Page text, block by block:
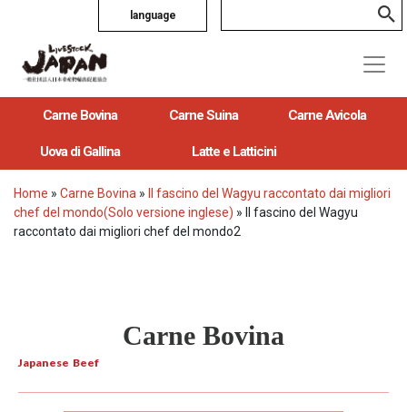
language
Carne Bovina Carne Suina Carne Avicola
Uova di Gallina Latte e Latticini
Home » Carne Bovina »
Il fascino del Wagyu raccontato dai migliori
chef del mondo(Solo versione inglese) »
Il fascino del Wagyu
raccontato dai migliori chef del mondo2
Carne Bovina
Japanese Beef